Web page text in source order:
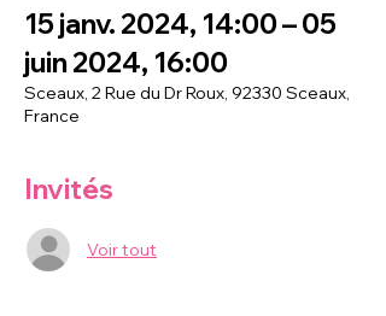
15 janv. 2024, 14:00 – 05
juin 2024, 16:00
Sceaux, 2 Rue du Dr Roux, 92330 Sceaux,
France
Invités
Voir tout